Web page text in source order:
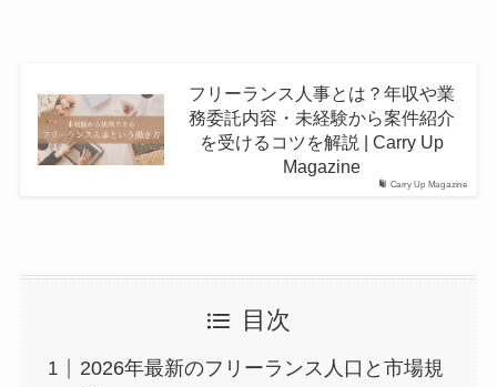
Carry Up Magazine
フリーランス人事とは？年収や業
務委託内容・未経験から案件紹介
を受けるコツを解説 | Carry Up
Magazine
目次
2026年最新のフリーランス人口と市場規